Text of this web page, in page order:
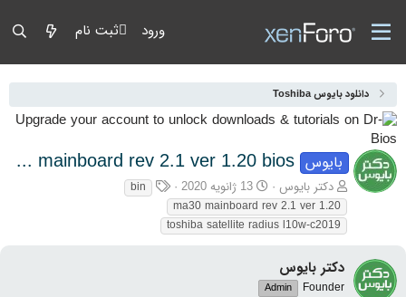
ورود ثبت نام
دانلود بایوس Toshiba
بایوس toshiba satellite radius l10w-c2019 ma30 mainboard rev 2.1 ver 1.20 bios
آغازگر گفتمان
دکتر بایوس تاریخ شروع
13 ژانویه 2020 برچسب‌ها
bin
ma30 mainboard rev 2.1 ver 1.20
toshiba satellite radius l10w-c2019
دکتر بایوس
Founder
Admin